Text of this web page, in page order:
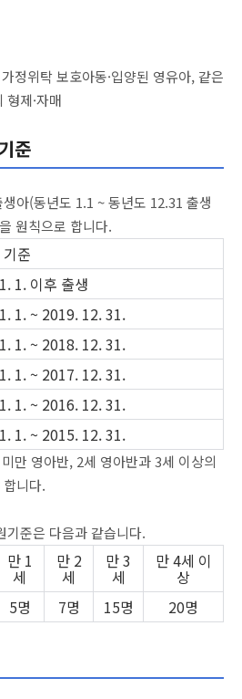
정위탁 보호아동·입양된 영유아, 같은
제·자매
준
아(동년도 1.1 ~ 동년도 12.31 출생
원칙으로 합니다.
준
1. 이후 출생
1. ~ 2019. 12. 31.
1. ~ 2018. 12. 31.
1. ~ 2017. 12. 31.
1. ~ 2016. 12. 31.
1. ~ 2015. 12. 31.
만 영아반, 2세 영아반과 3세 이상의
니다.
기준은 다음과 같습니다.
만 1
세
만 2
세
만 3
세
만 4세 이
상
5명 7명 15명 20명